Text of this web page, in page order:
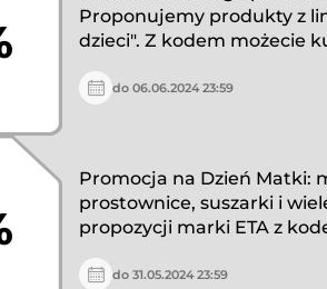
Proponujemy produkty z
dzieci". Z kodem możecie
do 06.06.2024 23:59
Promocja na Dzień Matki:
prostownice, suszarki i
propozycji marki ETA z
do 31.05.2024 23:59